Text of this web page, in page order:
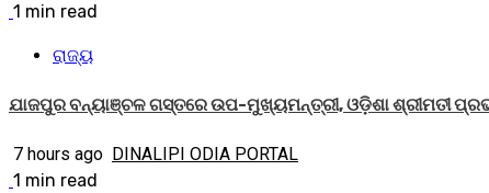
1 min read
ରାଜ୍ୟ
ଯାଜପୁର ବନ୍ୟାଞ୍ଚଳ ଗସ୍ତରେ ଉପ-ମୁଖ୍ୟମନ୍ତ୍ରୀ, ଓଡ଼ିଶା ଶ୍ରୀମତୀ
7 hours ago DINALIPI ODIA PORTAL
1 min read